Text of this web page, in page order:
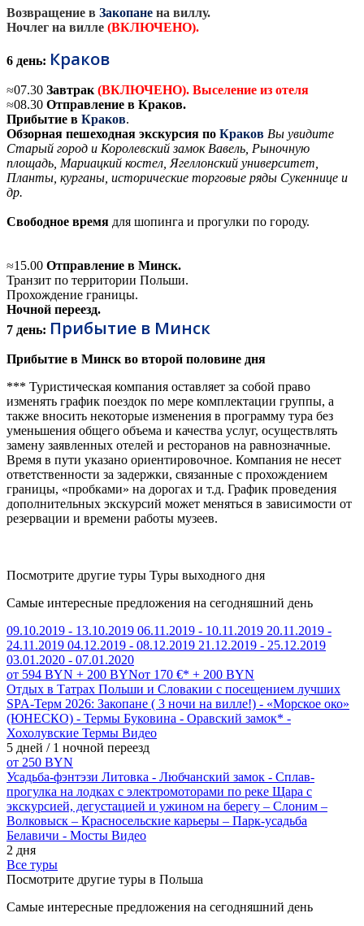
Возвращение в Закопане на виллу.
Ночлег на вилле (ВКЛЮЧЕНО).
6 день: Краков
≈07.30 Завтрак (ВКЛЮЧЕНО). Выселение из отеля
≈08.30 Отправление в Краков.
Прибытие в Краков.
Обзорная пешеходная экскурсия по Краков Вы увидите
Старый город и Королевский замок Вавель, Рыночную
площадь, Мариацкий костел, Ягеллонский университет,
Планты, курганы, исторические торговые ряды Сукеннице и
др.
Свободное время для шопинга и прогулки по городу.
≈15.00 Отправление в Минск.
Транзит по территории Польши.
Прохождение границы.
Ночной переезд.
7 день: Прибытие в Минск
Прибытие в Минск во второй половине дня
*** Туристическая компания оставляет за собой право
изменять график поездок по мере комплектации группы, а
также вносить некоторые изменения в программу тура без
уменьшения общего объема и качества услуг, осуществлять
замену заявленных отелей и ресторанов на равнозначные.
Время в пути указано ориентировочное. Компания не несет
ответственности за задержки, связанные с прохождением
границы, «пробками» на дорогах и т.д. График проведения
дополнительных экскурсий может меняться в зависимости от
резервации и времени работы музеев.
Посмотрите другие туры Туры выходного дня
Самые интересные предложения на сегодняшний день
09.10.2019 - 13.10.2019 06.11.2019 - 10.11.2019 20.11.2019 -
24.11.2019 04.12.2019 - 08.12.2019 21.12.2019 - 25.12.2019
03.01.2020 - 07.01.2020
от 594 BYN + 200 BYNот 170 €* + 200 BYN
Отдых в Татрах Польши и Словакии с посещением лучших
SPA-Терм 2026: Закопане ( 3 ночи на вилле!) - «Морское око»
(ЮНЕСКО) - Термы Буковина - Оравский замок* -
Хохолувские Термы Видео
5 дней / 1 ночной переезд
от 250 BYN
Усадьба-фэнтэзи Литовка - Любчанский замок - Сплав-
прогулка на лодках с электромоторами по реке Щара с
экскурсией, дегустацией и ужином на берегу – Слоним –
Волковыск – Красносельские карьеры – Парк-усадьба
Белавичи - Мосты Видео
2 дня
Все туры
Посмотрите другие туры в Польша
Самые интересные предложения на сегодняшний день